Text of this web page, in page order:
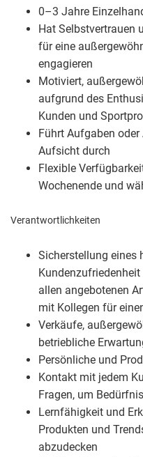
0–3 Jahre
Hat Selbstvertrauen
für eine
engagieren
Motiviert,
aufgrund des
Kunden und
Führt Aufgaben
Aufsicht durch
Flexible
Wochenende und
Verantwortlichkeiten
Sicherstellung eines
allen angebotenen
mit Kollegen für
Verkäufe,
betriebliche
Persönliche und
Kontakt mit jedem
Fragen, um
Lernfähigkeit und
Produkten und
abzudecken